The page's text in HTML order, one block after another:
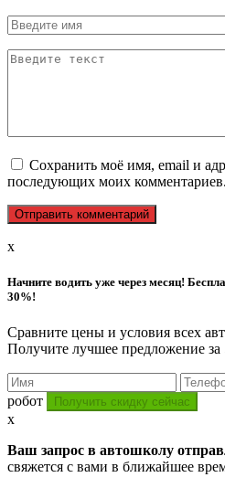
Сохранить моё имя, email и
последующих моих комментариев.
x
Начните водить уже через месяц!
30%!
Сравните цены и условия всех
Получите лучшее предложение за
робот
x
Ваш запрос в автошколу
свяжется с вами в ближайшее